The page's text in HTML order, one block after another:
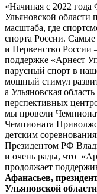
«Начиная с 2022 года
Ульяновской области
масштаба, где
спорта России.
и Первенство России
поддержке «Арнест
парусный спорт в
мощный стимул
а Ульяновская
перспективных
мы провели
Чемпионата
детским
Президентом РФ
и очень рады, что
продолжает
Афанасьев,
Ульяновской